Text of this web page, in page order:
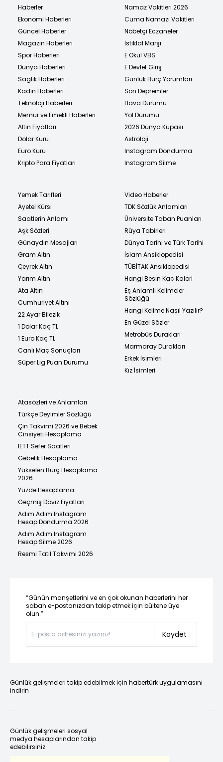
Haberler
Ekonomi Haberleri
Güncel Haberler
Magazin Haberleri
Spor Haberleri
Dünya Haberleri
Sağlık Haberleri
Kadın Haberleri
Teknoloji Haberleri
Memur ve Emekli Haberleri
Altın Fiyatları
Dolar Kuru
Euro Kuru
Kripto Para Fiyatları
Namaz Vakitleri 2026
Cuma Namazı Vakitleri
Nöbetçi Eczaneler
İstiklal Marşı
E Okul VBS
E Devlet Giriş
Günlük Burç Yorumları
Son Depremler
Hava Durumu
Yol Durumu
2026 Dünya Kupası
Astroloji
Instagram Dondurma
Instagram Silme
Yemek Tarifleri
Ayetel Kürsi
Saatlerin Anlamı
Aşk Sözleri
Günaydın Mesajları
Gram Altın
Çeyrek Altın
Yarım Altın
Ata Altın
Cumhuriyet Altını
22 Ayar Bilezik
1 Dolar Kaç TL
1 Euro Kaç TL
Canlı Maç Sonuçları
Süper Lig Puan Durumu
Video Haberler
TDK Sözlük Anlamları
Üniversite Taban Puanları
Rüya Tabirleri
Dünya Tarihi ve Türk Tarihi
İslam Ansiklopedisi
TÜBİTAK Ansiklopedisi
Hangi Besin Kaç Kalori
Eş Anlamlı Kelimeler
Sözlüğü
Hangi Kelime Nasıl Yazılır?
En Güzel Sözler
Metrobüs Durakları
Marmaray Durakları
Erkek İsimleri
Kız İsimleri
Atasözleri ve Anlamları
Türkçe Deyimler Sözlüğü
Çin Takvimi 2026 ve Bebek
Cinsiyeti Hesaplama
İETT Sefer Saatleri
Gebelik Hesaplama
Yükselen Burç Hesaplama
2026
Yüzde Hesaplama
Geçmiş Döviz Fiyatları
Adım Adım Instagram
Hesap Dondurma 2026
Adım Adım Instagram
Hesap Silme 2026
Resmi Tatil Takvimi 2026
“Günün manşetlerini ve en çok okunan haberlerini her
sabah e-postanızdan takip etmek için bültene üye
olun.”
Kaydet
Günlük gelişmeleri takip edebilmek için habertürk uygulamasını
indirin
Günlük gelişmeleri sosyal
medya hesaplarından takip
edebilirsiniz.